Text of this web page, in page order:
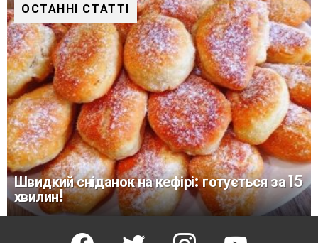
ОСТАННІ СТАТТІ
Швидкий сніданок на кефірі: готується за 15
хвилин!
facebook twitter instagram youtube